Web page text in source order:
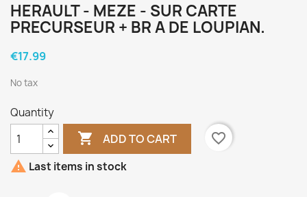
HERAULT - MEZE - SUR CARTE
PRECURSEUR + BR A DE LOUPIAN.
€17.99
No tax
Quantity
 ADD TO CART
favorite_border
 Last items in stock